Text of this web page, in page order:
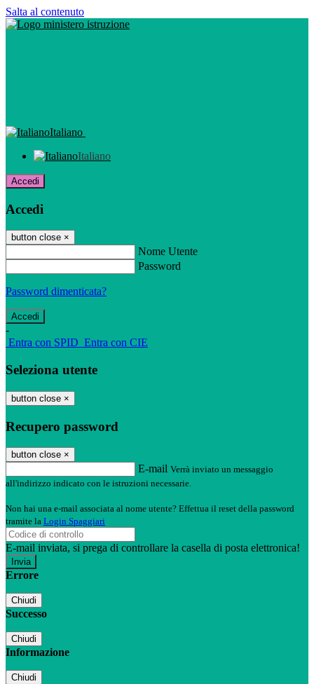
Salta al contenuto
Italiano
Italiano
Accedi
Accedi
button close ×
Nome Utente
Password
Password dimenticata?
-
Entra con SPID Entra con CIE
Seleziona utente
button close ×
Recupero password
button close ×
E-mail Verrà inviato un messaggio
all'indirizzo indicato con le istruzioni necessarie.
Non hai una e-mail associata al nome utente? Effettua il reset della password
tramite la Login Spaggiari
E-mail inviata, si prega di controllare la casella di posta elettronica!
Errore
Chiudi
Successo
Chiudi
Informazione
Chiudi